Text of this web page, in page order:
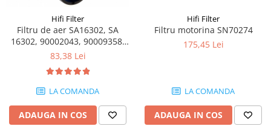
Garnituri utilaje
Siguranta
Abtibilduri - Etichete
Piese electrice
Cabluri si mufe
Mufe si pini
Piese Timberjack
Piese Valmet Valtra
Piese Vogele
Piese Yuchai
Piese Schaeff
Piese Putzmeister
Hifi Filter
Filtru de aer SA16302, SA
16302, 90002043, 90009358,
P77-5302, P82-9333
83,38 Lei
LA COMANDA
ADAUGA IN COS
Hifi Filter
Filtru motorina SN70274
175,45 Lei
LA COMANDA
ADAUGA IN COS